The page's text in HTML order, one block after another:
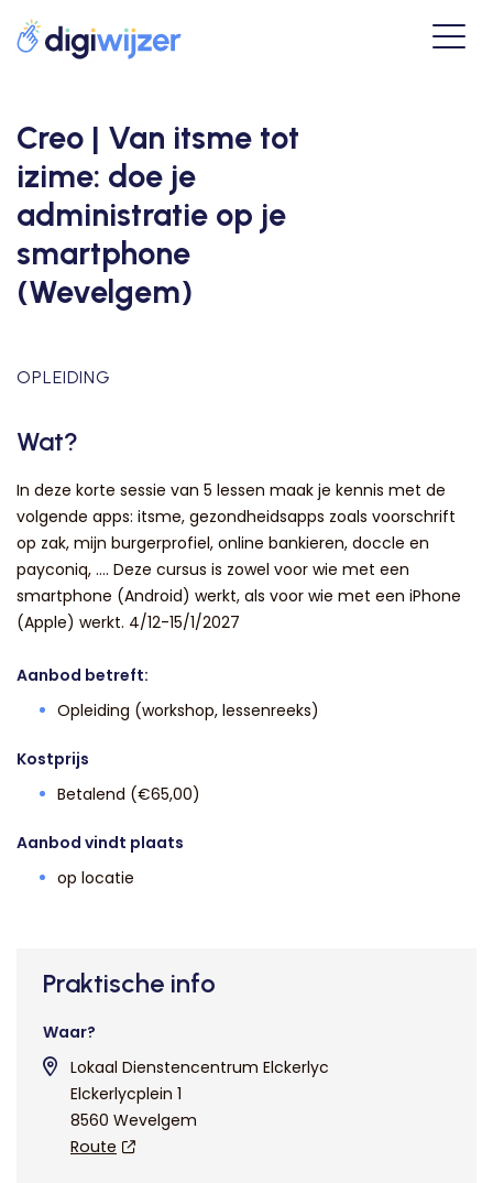
Creo | Van itsme tot
izime: doe je
administratie op je
smartphone
(Wevelgem)
OPLEIDING
Wat?
In deze korte sessie van 5 lessen maak je kennis met de
volgende apps: itsme, gezondheidsapps zoals voorschrift
op zak, mijn burgerprofiel, online bankieren, doccle en
payconiq, .... Deze cursus is zowel voor wie met een
smartphone (Android) werkt, als voor wie met een iPhone
(Apple) werkt. 4/12-15/1/2027
Aanbod betreft:
Opleiding (workshop, lessenreeks)
Kostprijs
Betalend (€65,00)
Aanbod vindt plaats
op locatie
Praktische info
Waar?
Lokaal Dienstencentrum Elckerlyc
Elckerlycplein 1
8560 Wevelgem
Route